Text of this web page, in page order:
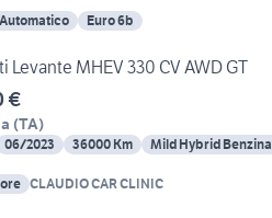
Automatico Euro 6b
Levante MHEV 330 CV AWD GT
€
(TA)
06/2023 36000 Km Mild Hybrid Benzina
CLAUDIO CAR CLINIC